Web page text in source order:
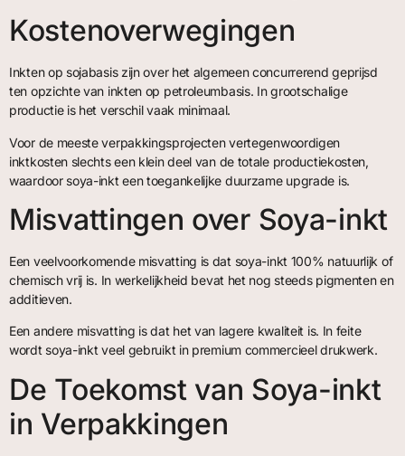
Kostenoverwegingen
Inkten op sojabasis zijn over het algemeen concurrerend geprijsd
ten opzichte van inkten op petroleumbasis. In grootschalige
productie is het verschil vaak minimaal.
Voor de meeste verpakkingsprojecten vertegenwoordigen
inktkosten slechts een klein deel van de totale productiekosten,
waardoor soya-inkt een toegankelijke duurzame upgrade is.
Misvattingen over Soya-inkt
Een veelvoorkomende misvatting is dat soya-inkt 100% natuurlijk of
chemisch vrij is. In werkelijkheid bevat het nog steeds pigmenten en
additieven.
Een andere misvatting is dat het van lagere kwaliteit is. In feite
wordt soya-inkt veel gebruikt in premium commercieel drukwerk.
De Toekomst van Soya-inkt
in Verpakkingen